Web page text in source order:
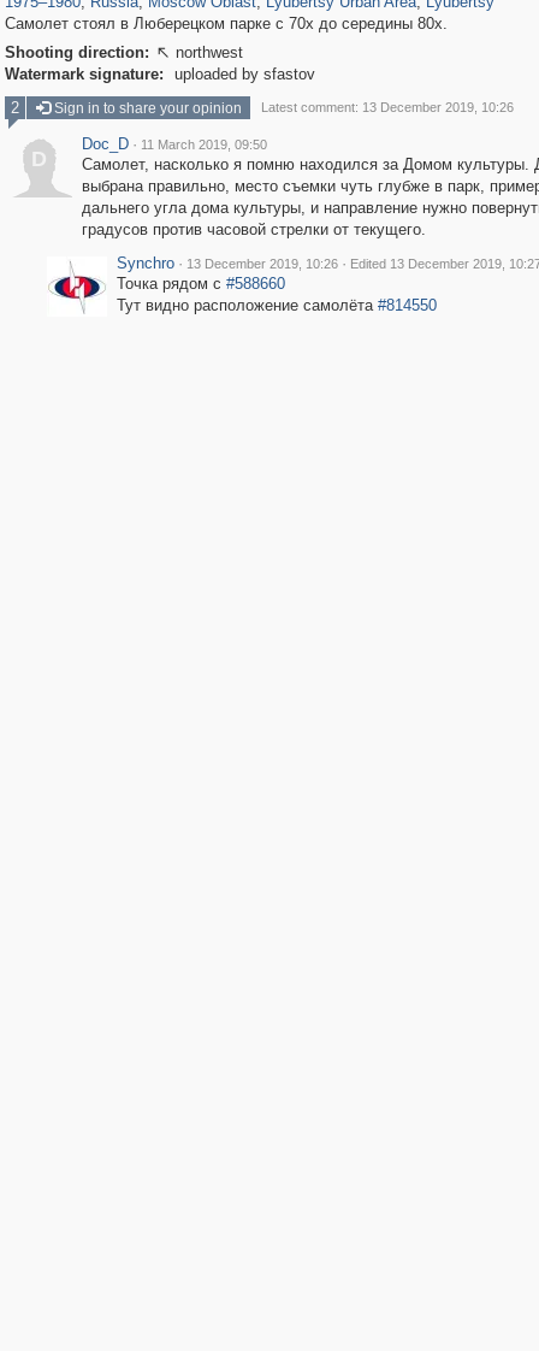
Самолет стоял в Люберецком парке с 70х до середины 80х.
Shooting direction:  northwest
Watermark signature:
uploaded by sfastov
2
Sign in to share your opinion Latest comment: 13 December 2019, 10:26
D
Doc_D · 11 March 2019, 09:50
Самолет, насколько я помню находился за Домом культуры.
выбрана правильно, место съемки чуть глубже в парк,
дальнего угла дома культуры, и направление нужно
градусов против часовой стрелки от текущего.
Synchro · 13 December 2019, 10:26 · Edited 13 December 2019,
Точка рядом с #588660
Тут видно расположение самолёта #814550